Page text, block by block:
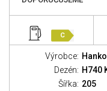
C
Výrobce:
Dezén: H740
Šířka: 205